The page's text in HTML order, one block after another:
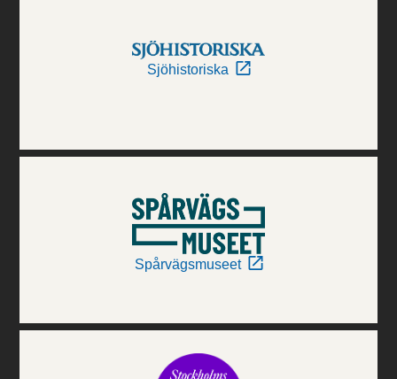
Sjöhistoriska
Spårvägsmuseet